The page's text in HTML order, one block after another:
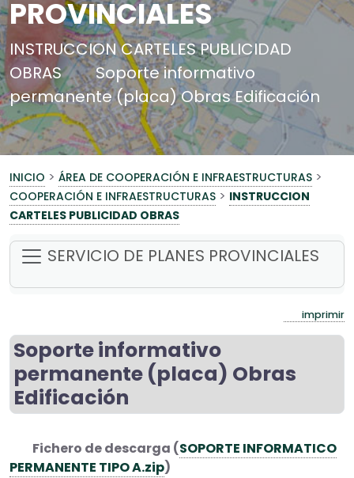
PROVINCIALES
INSTRUCCION CARTELES PUBLICIDAD
OBRAS
Soporte informativo
permanente (placa) Obras Edificación
INICIO > ÁREA DE COOPERACIÓN E INFRAESTRUCTURAS >
COOPERACIÓN E INFRAESTRUCTURAS > INSTRUCCION
CARTELES PUBLICIDAD OBRAS
SERVICIO DE PLANES PROVINCIALES
imprimir
Soporte informativo
permanente (placa) Obras
Edificación
Fichero de descarga (SOPORTE INFORMATICO
PERMANENTE TIPO A.zip)